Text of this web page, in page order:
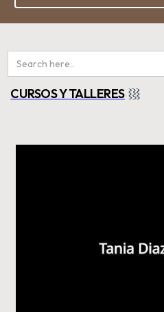
CURSOS Y TALLERES